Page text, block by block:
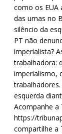
como os EUA
das urnas no
silêncio da
PT não
imperialista?
trabalhadora:
imperialismo,
esquerda
Acompanhe a
https://
compartilhe a